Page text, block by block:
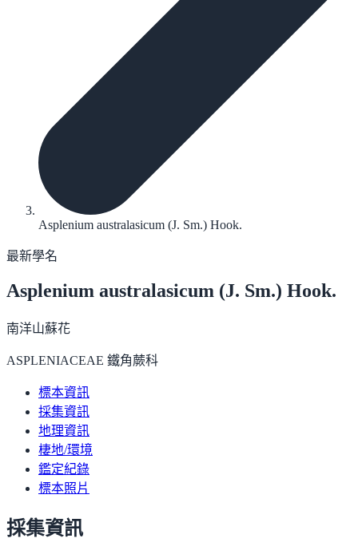
Asplenium australasicum (J. Sm.) Hook.
最新學名
Asplenium australasicum (J. Sm.) Hook.
南洋山蘇花
ASPLENIACEAE 鐵角蕨科
標本資訊
採集資訊
地理資訊
棲地/環境
鑑定紀錄
標本照片
採集資訊